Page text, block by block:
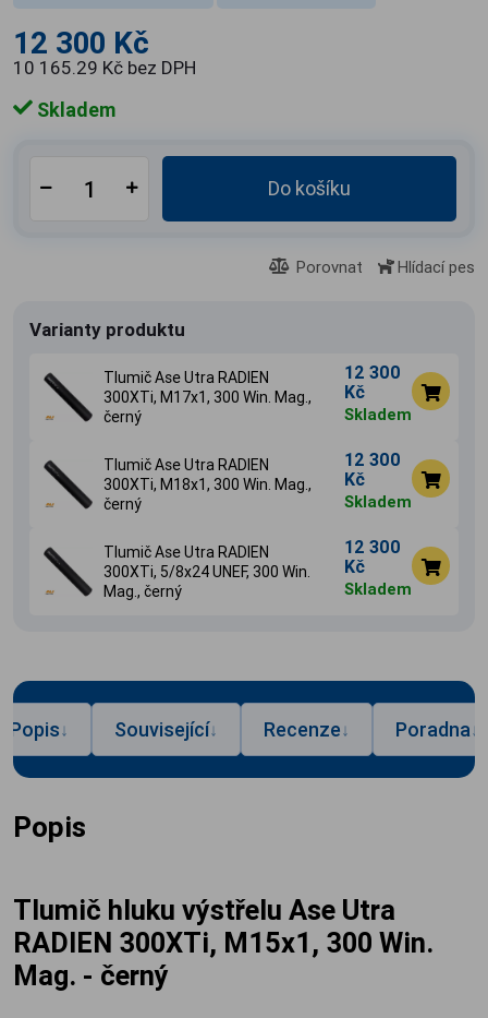
12 300 Kč
10 165.29 Kč bez DPH
Skladem
Do košíku
Porovnat Hlídací pes
Varianty produktu
Tlumič Ase Utra RADIEN
300XTi, M17x1, 300 Win. Mag.,
černý
12 300
Kč
Skladem
Tlumič Ase Utra RADIEN
300XTi, M18x1, 300 Win. Mag.,
černý
12 300
Kč
Skladem
Tlumič Ase Utra RADIEN
300XTi, 5/8x24 UNEF, 300 Win.
Mag., černý
12 300
Kč
Skladem
Popis↓ Související↓ Recenze↓ Poradna↓
Popis
Tlumič hluku výstřelu Ase Utra
RADIEN 300XTi, M15x1, 300 Win.
Mag. - černý